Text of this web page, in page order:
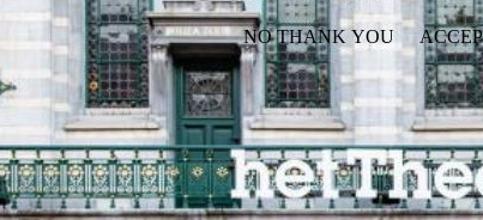
NO THANK YOU
WITHDRAW CONSENT